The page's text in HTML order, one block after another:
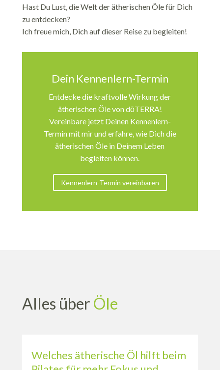
Hast Du Lust, die Welt der ätherischen Öle für Dich
zu entdecken?
Ich freue mich, Dich auf dieser Reise zu begleiten!
Dein Kennenlern-Termin
Entdecke die kraftvolle Wirkung der
ätherischen Öle vondōTERRA!
Vereinbare jetzt Deinen Kennenlern-
Termin mit mir und erfahre, wie Dich die
ätherischen Öle in Deinem Leben
begleiten können.
Kennenlern-Termin vereinbaren
Alles über Öle
Welches ätherische Öl hilft beim